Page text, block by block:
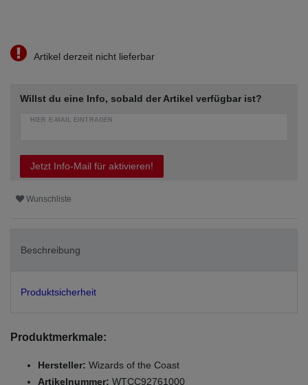
Artikel derzeit nicht lieferbar
Willst du eine Info, sobald der Artikel verfügbar ist?
HIER E-MAIL EINTRAGEN
Jetzt Info-Mail für aktivieren!
Wunschliste
Beschreibung
Produktsicherheit
Produktmerkmale:
Hersteller: Wizards of the Coast
Artikelnummer: WTCC92761000